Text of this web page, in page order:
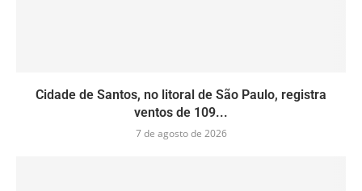
Cidade de Santos, no litoral de São Paulo, registra
ventos de 109...
7 de agosto de 2026